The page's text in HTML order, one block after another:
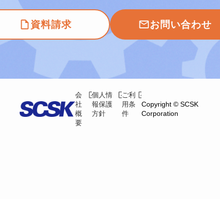
資料請求 お問い合わせ
会
社
概
要
個人情
報保護
方針
ご利
用条
件
Copyright © SCSK
Corporation